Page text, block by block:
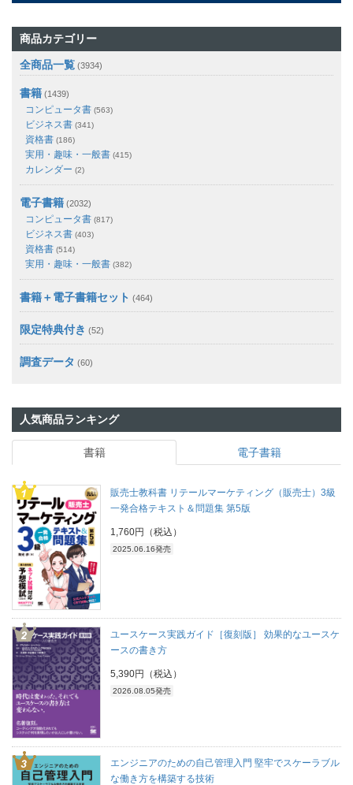
商品カテゴリー
全商品一覧 (3934)
書籍 (1439)
コンピュータ書 (563)
ビジネス書 (341)
資格書 (186)
実用・趣味・一般書 (415)
カレンダー (2)
電子書籍 (2032)
コンピュータ書 (817)
ビジネス書 (403)
資格書 (514)
実用・趣味・一般書 (382)
書籍＋電子書籍セット (464)
限定特典付き (52)
調査データ (60)
人気商品ランキング
書籍 電子書籍
販売士教科書 リテールマーケティング（販売士）3級
一発合格テキスト＆問題集 第5版
1,760円（税込）
2025.06.16発売
ユースケース実践ガイド［復刻版］ 効果的なユースケ
ースの書き方
5,390円（税込）
2026.08.05発売
エンジニアのための自己管理入門 堅牢でスケーラブル
な働き方を構築する技術